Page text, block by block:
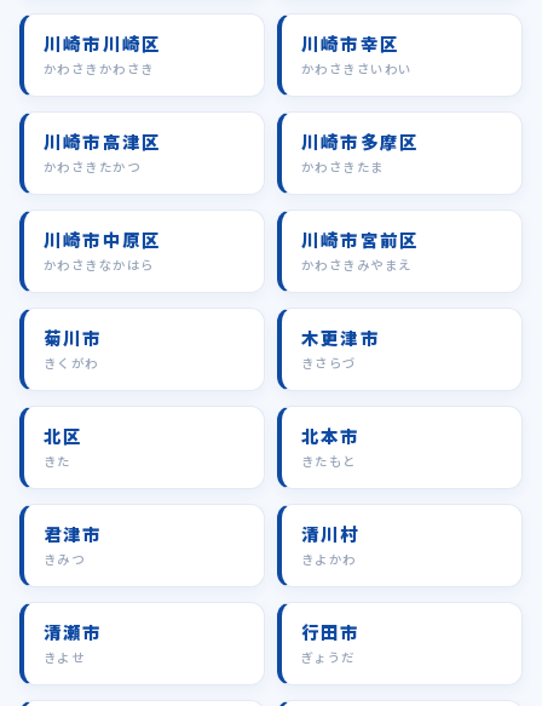
川崎市川崎区
かわさきかわさき
川崎市幸区
かわさきさいわい
川崎市高津区
かわさきたかつ
川崎市多摩区
かわさきたま
川崎市中原区
かわさきなかはら
川崎市宮前区
かわさきみやまえ
菊川市
きくがわ
木更津市
きさらづ
北区
きた
北本市
きたもと
君津市
きみつ
清川村
きよかわ
清瀬市
きよせ
行田市
ぎょうだ